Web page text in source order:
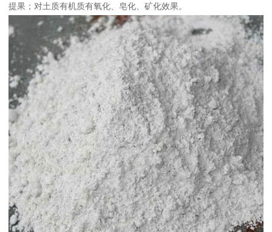
提果；对土质有机质有氧化、皂化、矿化效果。